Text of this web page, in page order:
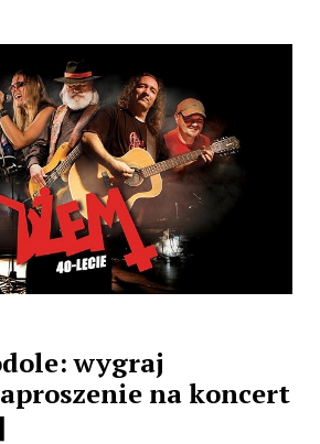
wygraj
na koncert